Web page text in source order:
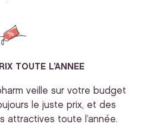
TOUTE L’ANNEE
veille sur votre budget
le juste prix, et des
attractives toute l’année.